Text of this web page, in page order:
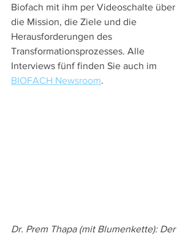
Biofach mit ihm per Videoschalte über
die Mission, die Ziele und die
Herausforderungen des
Transformationsprozesses. Alle
Interviews fünf finden Sie auch im
BIOFACH Newsroom.
Dr. Prem Thapa (mit Blumenkette): Der